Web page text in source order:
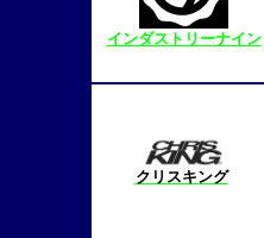
インダストリーナイン
クリスキング